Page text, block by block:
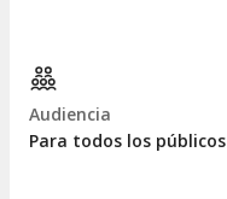
Audiencia
Para todos los públicos